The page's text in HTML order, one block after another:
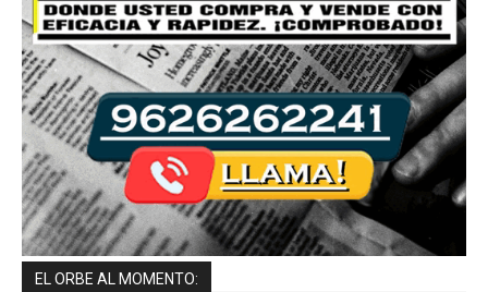
EL ORBE AL MOMENTO: